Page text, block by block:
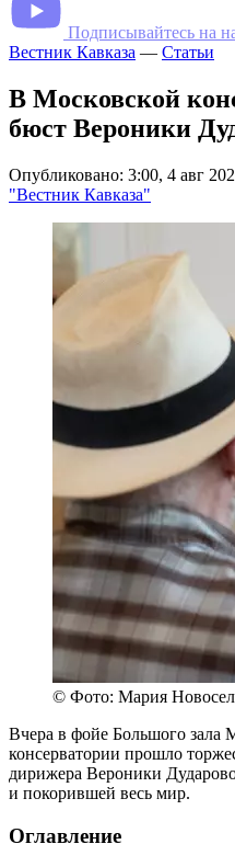
Подписывайтесь на
Вестник Кавказа — Статьи
В Московской
бюст Вероники
Опубликовано: 3:00, 4 авг
"Вестник Кавказа"
© Фото: Мария
Вчера в фойе Большого зала
консерватории прошло
дирижера Вероники
и покорившей весь мир.
Оглавление